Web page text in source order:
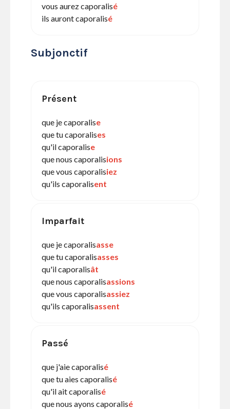
vous aurez caporalisé
ils auront caporalisé
Subjonctif
Présent
que je caporalise
que tu caporalises
qu'il caporalise
que nous caporalisions
que vous caporalisiez
qu'ils caporalisent
Imparfait
que je caporalisasse
que tu caporalisasses
qu'il caporalisât
que nous caporalisassions
que vous caporalisassiez
qu'ils caporalisassent
Passé
que j'aie caporalisé
que tu aies caporalisé
qu'il ait caporalisé
que nous ayons caporalisé